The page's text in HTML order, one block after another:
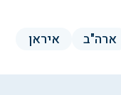
ארה"ב איראן